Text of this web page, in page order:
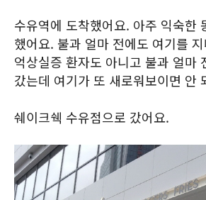
수유역에 도착했어요. 아주 익숙한
했어요. 불과 얼마 전에도 여기를
억상실증 환자도 아니고 불과 얼마
갔는데 여기가 또 새로워보이면 안
쉐이크쉑 수유점으로 갔어요.